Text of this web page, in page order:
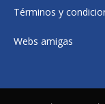
Términos y
Webs amigas